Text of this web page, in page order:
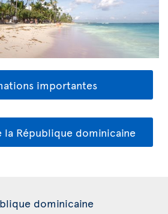
importantes
la République dominicaine
dominicaine